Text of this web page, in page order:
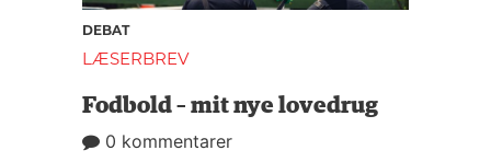
DEBAT
LÆSERBREV
Fodbold – mit nye lovedrug
0 kommentarer